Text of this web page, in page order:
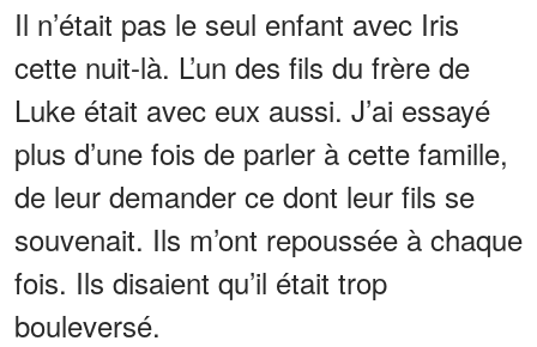
Il n’était pas le seul enfant avec Iris
cette nuit-là. L’un des fils du frère de
Luke était avec eux aussi. J’ai essayé
plus d’une fois de parler à cette famille,
de leur demander ce dont leur fils se
souvenait. Ils m’ont repoussée à chaque
fois. Ils disaient qu’il était trop
bouleversé.